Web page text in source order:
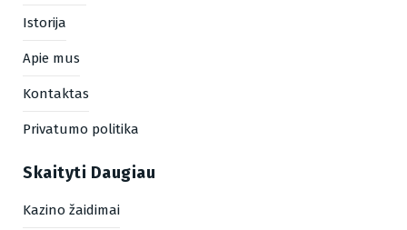
Istorija
Apie mus
Kontaktas
Privatumo politika
Skaityti Daugiau
Kazino žaidimai